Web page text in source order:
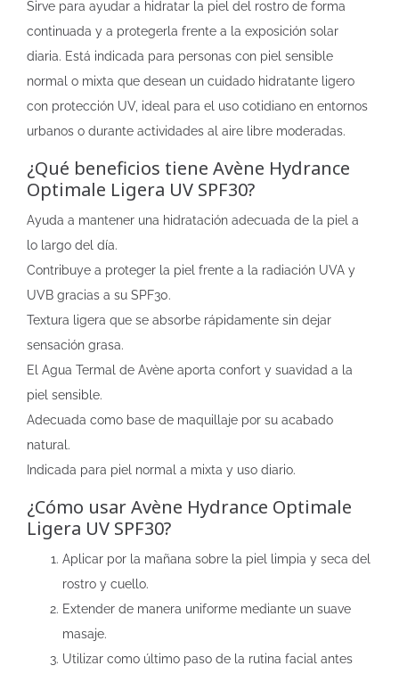
Sirve para ayudar a hidratar la piel del rostro de forma
continuada y a protegerla frente a la exposición solar
diaria. Está indicada para personas con piel sensible
normal o mixta que desean un cuidado hidratante ligero
con protección UV, ideal para el uso cotidiano en entornos
urbanos o durante actividades al aire libre moderadas.
¿Qué beneficios tiene Avène Hydrance
Optimale Ligera UV SPF30?
Ayuda a mantener una hidratación adecuada de la piel a
lo largo del día.
Contribuye a proteger la piel frente a la radiación UVA y
UVB gracias a su SPF30.
Textura ligera que se absorbe rápidamente sin dejar
sensación grasa.
El Agua Termal de Avène aporta confort y suavidad a la
piel sensible.
Adecuada como base de maquillaje por su acabado
natural.
Indicada para piel normal a mixta y uso diario.
¿Cómo usar Avène Hydrance Optimale
Ligera UV SPF30?
Aplicar por la mañana sobre la piel limpia y seca del
rostro y cuello.
Extender de manera uniforme mediante un suave
masaje.
Utilizar como último paso de la rutina facial antes